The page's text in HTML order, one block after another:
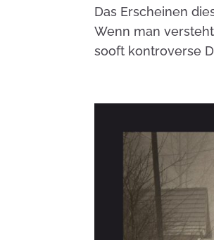
Das Erscheinen
Wenn man
sooft kontroverse